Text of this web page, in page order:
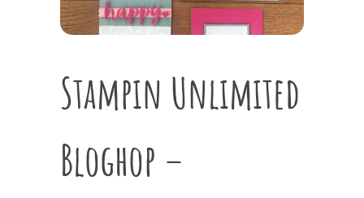
Stampin Unlimited
Bloghop –